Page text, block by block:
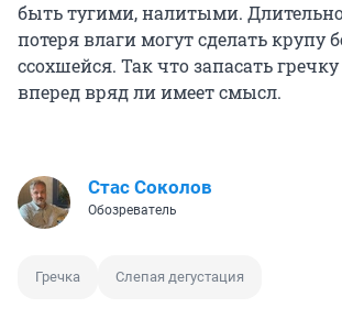
быть тугими, налитыми.
потеря влаги могут сделать крупу
ссохшейся. Так что запасать
вперед вряд ли имеет смысл.
Стас Соколов
Обозреватель
Гречка Слепая дегустация